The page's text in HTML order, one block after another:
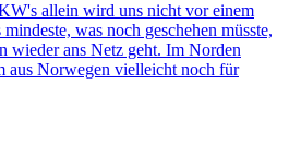
allein wird uns nicht vor einem
was noch geschehen müsste,
wieder ans Netz geht. Im Norden
aus Norwegen vielleicht noch für